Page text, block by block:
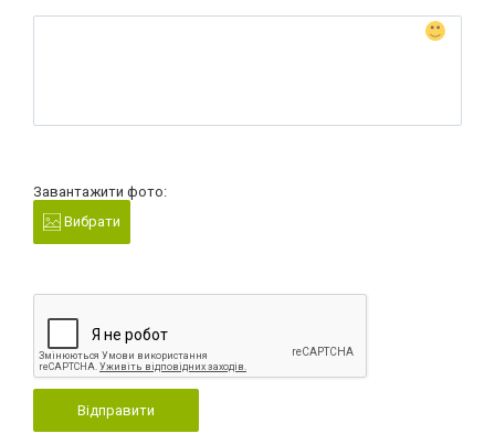
Завантажити фото:
Вибрати
Відправити